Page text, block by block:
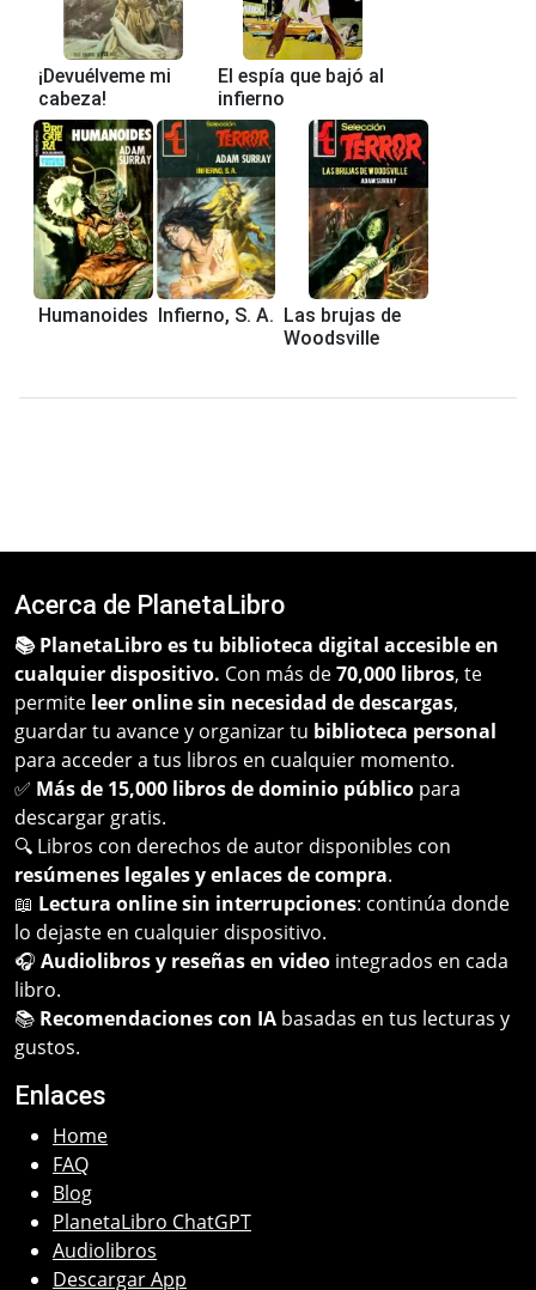
¡Devuélveme mi
cabeza!
El espía que bajó al
infierno
Humanoides Infierno, S. A. Las brujas de
Woodsville
Acerca de PlanetaLibro
📚 PlanetaLibro es tu biblioteca digital accesible en
cualquier dispositivo. Con más de70,000 libros, te
permite leer online sin necesidad de descargas,
guardar tu avance y organizar tu biblioteca personal
para acceder a tus libros en cualquier momento.
✅ Más de 15,000 libros de dominio público para
descargar gratis.
🔍 Libros con derechos de autor disponibles con
resúmenes legales y enlaces de compra.
📖 Lectura online sin interrupciones: continúa donde
lo dejaste en cualquier dispositivo.
🎧 Audiolibros y reseñas en video integrados en cada
libro.
📚 Recomendaciones con IA basadas en tus lecturas y
gustos.
Enlaces
Home
FAQ
Blog
PlanetaLibro ChatGPT
Audiolibros
Descargar App